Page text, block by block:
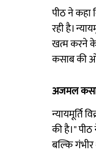
पीठ ने कहा
रही है।
खत्म करने
कसाब की
अजमल
न्यायमूर्ति
की है।"
बल्कि